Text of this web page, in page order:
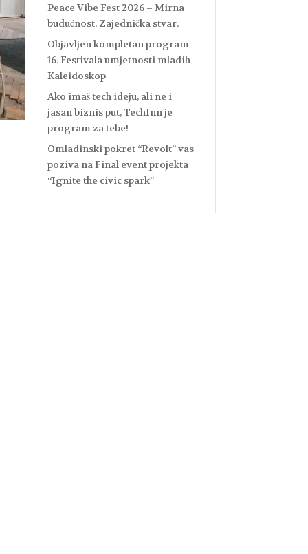
Peace Vibe Fest 2026 – Mirna
budućnost. Zajednička stvar.
Objavljen kompletan program
16. Festivala umjetnosti mladih
Kaleidoskop
Ako imaš tech ideju, ali ne i
jasan biznis put, TechInn je
program za tebe!
Omladinski pokret “Revolt” vas
poziva na Final event projekta
“Ignite the civic spark”